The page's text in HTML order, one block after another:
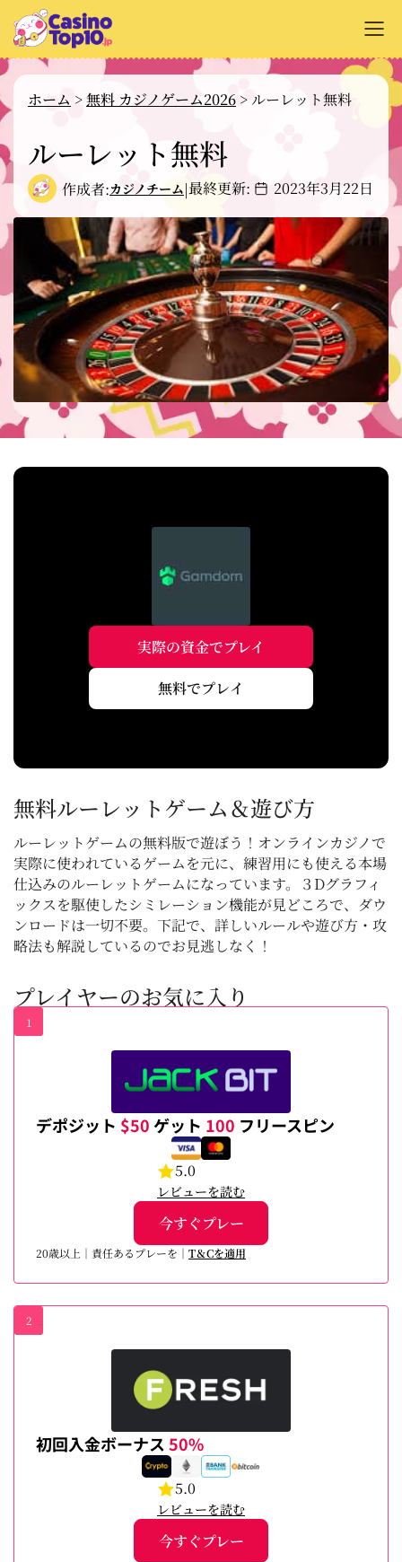
支払い方法
カジノゲーム解説
無料ゲーム
ホーム >無料 カジノゲーム2026 > ルーレット無料
ルーレット無料
作成者:カジノチーム|最終更新: 2023年3月22日
実際の資金でプレイ
無料でプレイ
無料ルーレットゲーム＆遊び方
ルーレットゲームの無料版で遊ぼう！オンラインカジノで
実際に使われているゲームを元に、練習用にも使える本場
仕込みのルーレットゲームになっています。３Dグラフィ
ックスを駆使したシミレーション機能が見どころで、ダウ
ンロードは一切不要。下記で、詳しいルールや遊び方・攻
略法も解説しているのでお見逃しなく！
プレイヤーのお気に入り
1
デポジット $50ゲット 100 フリースピン
5.0
レビューを読む
今すぐプレー
20歳以上｜責任あるプレーを｜ T＆Cを適用
2
初回入金ボーナス50%
5.0
レビューを読む
今すぐプレー